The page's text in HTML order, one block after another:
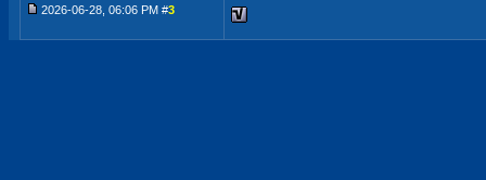
2026-06-28, 06:06 PM #3